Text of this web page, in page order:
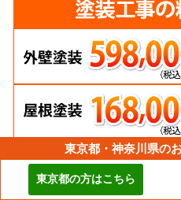
東京都・神奈川県の
東京都の方はこちら